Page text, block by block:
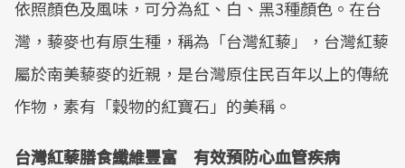
依照顏色及風味，可分為紅、白、黑3種顏色。在台
灣，藜麥也有原生種，稱為「台灣紅藜」，台灣紅藜
屬於南美藜麥的近親，是台灣原住民百年以上的傳統
作物，素有「穀物的紅寶石」的美稱。
台灣紅藜膳食纖維豐富 有效預防心血管疾病